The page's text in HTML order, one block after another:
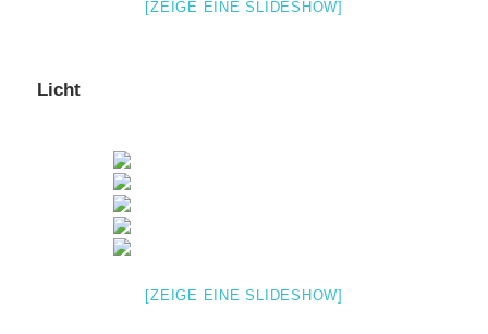
[ZEIGE EINE SLIDESHOW]
Licht
[ZEIGE EINE SLIDESHOW]